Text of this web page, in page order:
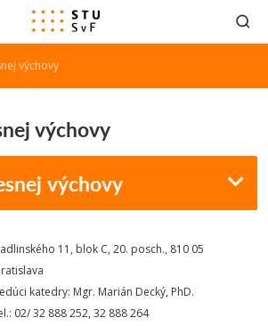
výchovy
výchovy
výchovy
11, blok C, 20. posch., 810 05
katedry: Mgr. Marián Decký, PhD.
02/ 32 888 252, 32 888 264